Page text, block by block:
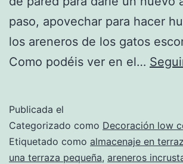
paso, apovechar para hacer
los areneros de los gatos
Como podéis ver en el…
Publicada el
Categorizado como Decoración low
Etiquetado como almacenaje en
una terraza pequeña, areneros